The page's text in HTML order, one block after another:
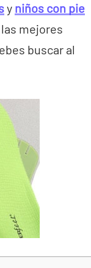
y niños con pie
mejores
buscar al